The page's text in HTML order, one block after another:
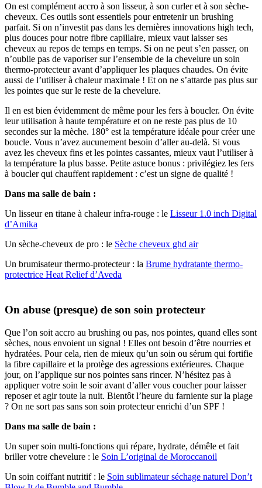
On est complément accro à son lisseur, à son curler et à son sèche-
cheveux. Ces outils sont essentiels pour entretenir un brushing
parfait. Si on n’investit pas dans les dernières innovations high tech,
plus douces pour notre fibre capillaire, mieux vaut laisser ses
cheveux au repos de temps en temps. Si on ne peut s’en passer, on
n’oublie pas de vaporiser sur l’ensemble de la chevelure un soin
thermo-protecteur avant d’appliquer les plaques chaudes. On évite
aussi de l’utiliser à chaleur maximale ! Et on ne s’attarde pas plus sur
les pointes que sur le reste de la chevelure.
Il en est bien évidemment de même pour les fers à boucler. On évite
leur utilisation à haute température et on ne reste pas plus de 10
secondes sur la mèche. 180° est la température idéale pour créer une
boucle. Vous n’avez aucunement besoin d’aller au-delà. Si vous
avez les cheveux fins et les pointes cassantes, mieux vaut l’utiliser à
la température la plus basse. Petite astuce bonus : privilégiez les fers
à boucler qui chauffent rapidement : c’est un signe de qualité !
Dans ma salle de bain :
Un lisseur en titane à chaleur infra-rouge : le Lisseur 1.0 inch Digital
d’Amika
Un sèche-cheveux de pro : le Sèche cheveux ghd air
Un brumisateur thermo-protecteur : la Brume hydratante thermo-
protectrice Heat Relief d’Aveda
On abuse (presque) de son soin protecteur
Que l’on soit accro au brushing ou pas, nos pointes, quand elles sont
sèches, nous envoient un signal ! Elles ont besoin d’être nourries et
hydratées. Pour cela, rien de mieux qu’un soin ou sérum qui fortifie
la fibre capillaire et la protège des agressions extérieures. Chaque
jour, on l’applique sur nos pointes sans rincer. N’hésitez pas à
appliquer votre soin le soir avant d’aller vous coucher pour laisser
reposer et agir toute la nuit. Bientôt l’heure du farniente sur la plage
? On ne sort pas sans son soin protecteur enrichi d’un SPF !
Dans ma salle de bain :
Un super soin multi-fonctions qui répare, hydrate, démêle et fait
briller votre chevelure : le Soin L’original de Moroccanoil
Un soin coiffant nutritif : le Soin sublimateur séchage naturel Don’t